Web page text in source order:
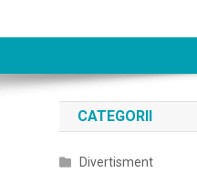
CATEGORII
Divertisment